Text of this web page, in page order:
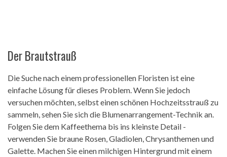
Der Brautstrauß
Die Suche nach einem professionellen Floristen ist eine
einfache Lösung für dieses Problem. Wenn Sie jedoch
versuchen möchten, selbst einen schönen Hochzeitsstrauß zu
sammeln, sehen Sie sich die Blumenarrangement-Technik an.
Folgen Sie dem Kaffeethema bis ins kleinste Detail -
verwenden Sie braune Rosen, Gladiolen, Chrysanthemen und
Galette. Machen Sie einen milchigen Hintergrund mit einem